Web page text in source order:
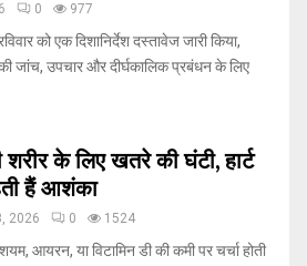
0 977
को एक दिशानिर्देश दस्तावेज जारी किया,
जांच, उपचार और दीर्घकालिक प्रबंधन के लिए
के लिए खतरे की घंटी, हार्ट
हैं आशंका
2026 0 1524
आयरन, या विटामिन डी की कमी पर चर्चा होती